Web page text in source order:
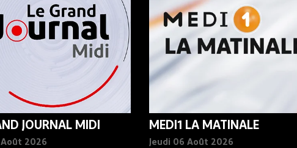
JOURNAL MIDI
2026
MEDI1 LA MATINALE
Jeudi 06 Août 2026